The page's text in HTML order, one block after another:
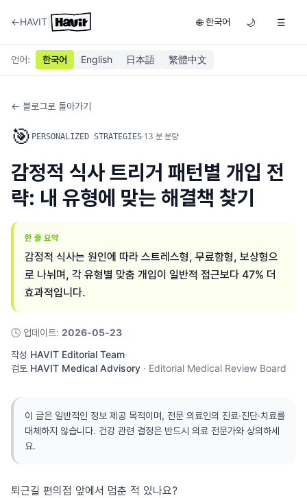
←HAVIT 🌐 한국어 🌙 ☰
언어: 한국어 English 日本語 繁體中文
← 블로그로 돌아가기
🎯 PERSONALIZED STRATEGIES·13 분 분량
감정적 식사 트리거 패턴별 개입 전
략: 내 유형에 맞는 해결책 찾기
한 줄 요약
감정적 식사는 원인에 따라 스트레스형, 무료함형, 보상형으
로 나뉘며, 각 유형별 맞춤 개입이 일반적 접근보다 47% 더
효과적입니다.
🕓 업데이트: 2026-05-23
작성 HAVIT Editorial Team·
검토 HAVIT Medical Advisory · Editorial Medical Review Board
이 글은 일반적인 정보 제공 목적이며, 전문 의료인의 진료·진단·치료를
대체하지 않습니다. 건강 관련 결정은 반드시 의료 전문가와 상의하세
요.
퇴근길 편의점 앞에서 멈춘 적 있나요?